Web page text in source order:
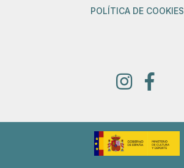
POLÍTICA DE COOKIES